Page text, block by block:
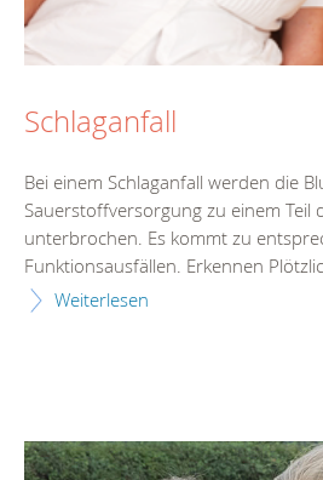
Schlaganfall
Bei einem Schlaganfall werden die
Sauerstoffversorgung zu einem Teil
unterbrochen. Es kommt zu
Funktionsausfällen. Erkennen
Weiterlesen